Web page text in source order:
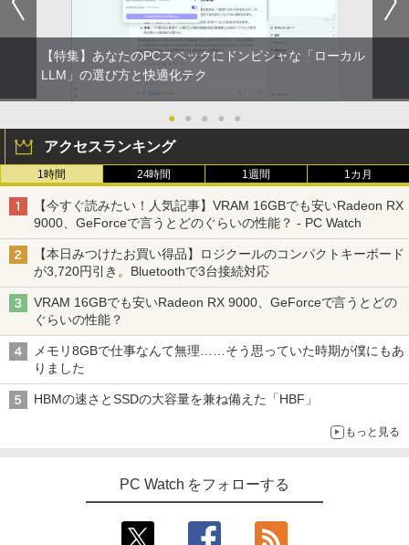
【特集】あなたのPCスペックにドンピシャな「ローカル
LLM」の選び方と快適化テク
● ● ● ● ●
アクセスランキング
1時間 24時間 1週間 1カ月
【今すぐ読みたい！人気記事】VRAM 16GBでも安いRadeon RX
9000、GeForceで言うとどのぐらいの性能？ - PC Watch
【本日みつけたお買い得品】ロジクールのコンパクトキーボード
が3,720円引き。Bluetoothで3台接続対応
VRAM 16GBでも安いRadeon RX 9000、GeForceで言うとどの
ぐらいの性能？
メモリ8GBで仕事なんて無理……そう思っていた時期が僕にもあ
りました
HBMの速さとSSDの大容量を兼ね備えた「HBF」
もっと見る
PC Watch をフォローする